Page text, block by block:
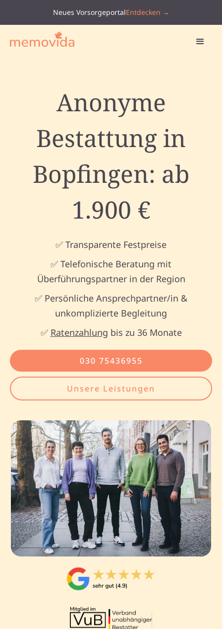
Neues VorsorgeportalEntdecken →
Anonyme
Bestattung in
Bopfingen: ab
1.900 €
✅ Transparente Festpreise
✅ Telefonische Beratung mit
Überführungspartner in der Region
✅ Persönliche Ansprechpartner/in &
unkomplizierte Begleitung
✅ Ratenzahlung bis zu 36 Monate
030 75436955
Unsere Leistungen